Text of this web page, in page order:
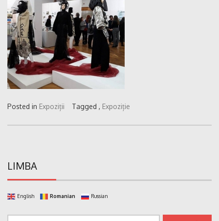
Posted in Expoziții Tagged , Expoziție
LIMBA
English Romanian Russian